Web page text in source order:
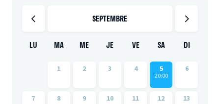
SEPTEMBRE
LU MA ME JE VE SA DI
1 2 3 4 5
20:00
6
7 8 9 10 11 12 13